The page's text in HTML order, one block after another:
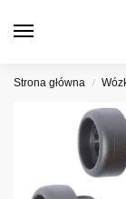
Strona główna /